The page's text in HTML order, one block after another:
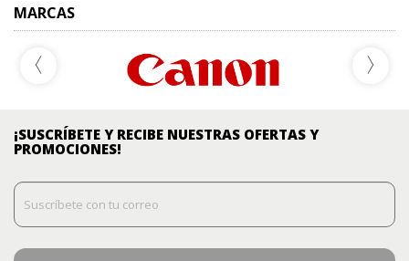
MARCAS
¡SUSCRÍBETE Y RECIBE NUESTRAS OFERTAS Y
PROMOCIONES!